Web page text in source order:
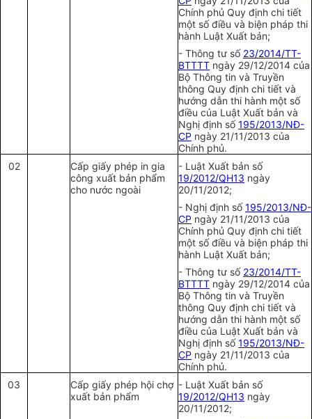
Chính phủ Quy định chi tiết
một số điều và biện pháp thi
hành Luật Xuất bản;
- Thông tư số 23/2014/TT-
BTTTT ngày 29/12/2014 của
Bộ Thông tin và Truyền
thông Quy định chi tiết và
hướng dẫn thi hành một số
điều của Luật Xuất bản và
Nghị định số195/2013/NĐ-
CP ngày 21/11/2013 của
Chính phủ.
02
Cấp giấy phép in gia
công xuất bản phẩm
cho nước ngoài
- Luật Xuất bản số
19/2012/QH13 ngày
20/11/2012;
- Nghị định số195/2013/NĐ-
CP ngày 21/11/2013 của
Chính phủ Quy định chi tiết
một số điều và biện pháp thi
hành Luật Xuất bản;
- Thông tư số 23/2014/TT-
BTTTT ngày 29/12/2014 của
Bộ Thông tin và Truyền
thông Quy định chi tiết và
hướng dẫn thi hành một số
điều của Luật Xuất bản và
Nghị định số195/2013/NĐ-
CP ngày 21/11/2013 của
Chính phủ.
03
Cấp giấy phép hội chợ
xuất bản phẩm
- Luật Xuất bản số
19/2012/QH13 ngày
20/11/2012;